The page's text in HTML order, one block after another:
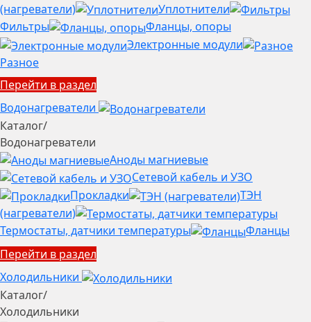
(нагреватели)
Уплотнители
Фильтры
Фланцы, опоры
Электронные модули
Разное
Перейти в раздел
Водонагреватели
Каталог/
Водонагреватели
Аноды магниевые
Сетевой кабель и УЗО
Прокладки
ТЭН
(нагреватели)
Термостаты, датчики температуры
Фланцы
Перейти в раздел
Холодильники
Каталог/
Холодильники